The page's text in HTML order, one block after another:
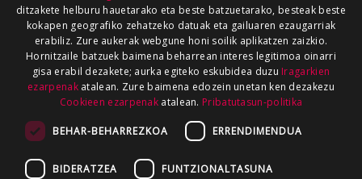
ditzakete helburu hauetarako eta beste batzuetarako, besteak beste
kokapen geografiko zehatzeko datuak eta gailuaren ezaugarriak
erabiliz. Zure aukerak webgune honi soilik aplikatzen zaizkio.
Hornitzaile batzuek baimena beharrean interes legitimoa oinarri
gisa erabil dezakete; aurka egiteko eskubidea duzu Iragarkien
ezarpenakatalean. Zure baimena edozein unetan ken dezakezu
Cookieen ezarpenak atalean. Pribatutasun-politika
BEHAR-BEHARREZKOA ERRENDIMENDUA
BIDERATZEA FUNTZIONALTASUNA